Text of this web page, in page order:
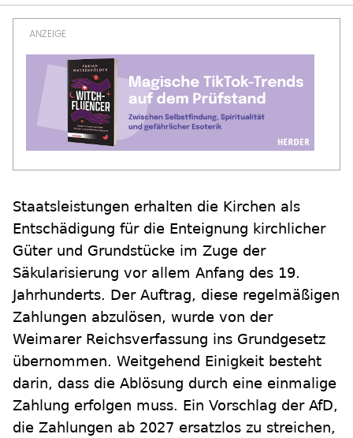
Staatsleistungen erhalten die Kirchen als
Entschädigung für die Enteignung kirchlicher
Güter und Grundstücke im Zuge der
Säkularisierung vor allem Anfang des 19.
Jahrhunderts. Der Auftrag, diese regelmäßigen
Zahlungen abzulösen, wurde von der
Weimarer Reichsverfassung ins Grundgesetz
übernommen. Weitgehend Einigkeit besteht
darin, dass die Ablösung durch eine einmalige
Zahlung erfolgen muss. Ein Vorschlag der AfD,
die Zahlungen ab 2027 ersatzlos zu streichen,